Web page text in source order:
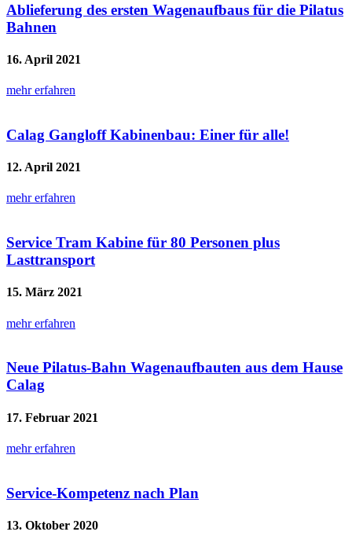
Ablieferung des ersten Wagenaufbaus für die Pilatus
Bahnen
16. April 2021
mehr erfahren
Calag Gangloff Kabinenbau: Einer für alle!
12. April 2021
mehr erfahren
Service Tram Kabine für 80 Personen plus
Lasttransport
15. März 2021
mehr erfahren
Neue Pilatus-Bahn Wagenaufbauten aus dem Hause
Calag
17. Februar 2021
mehr erfahren
Service-Kompetenz nach Plan
13. Oktober 2020